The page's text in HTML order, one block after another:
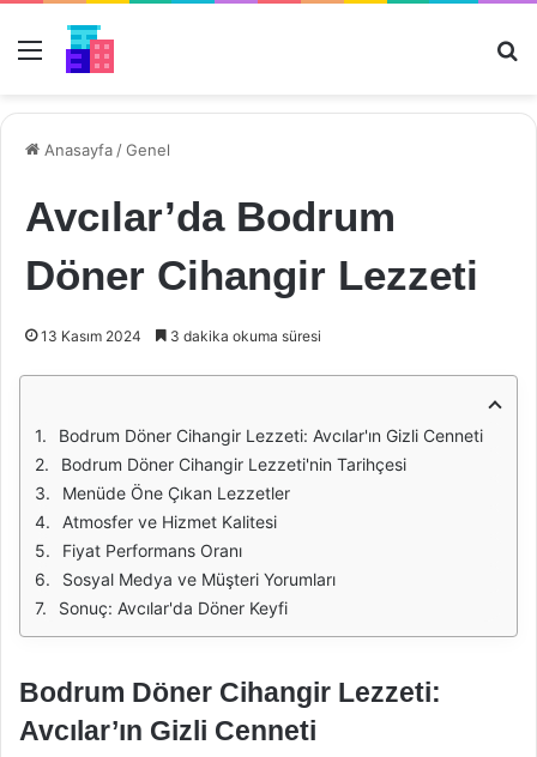
Menü
Anasayfa /Genel
Avcılar’da Bodrum
Döner Cihangir Lezzeti
13 Kasım 2024 3 dakika okuma süresi
Bodrum Döner Cihangir Lezzeti: Avcılar'ın Gizli Cenneti
Bodrum Döner Cihangir Lezzeti'nin Tarihçesi
Menüde Öne Çıkan Lezzetler
Atmosfer ve Hizmet Kalitesi
Fiyat Performans Oranı
Sosyal Medya ve Müşteri Yorumları
Sonuç: Avcılar'da Döner Keyfi
Bodrum Döner Cihangir Lezzeti:
Avcılar’ın Gizli Cenneti